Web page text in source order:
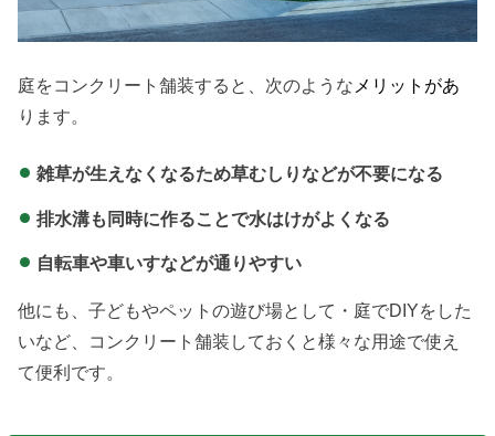
庭をコンクリート舗装すると、次のような メリットがあ
ります。
雑草が生えなくなるため草むしりなどが不要になる
排水溝も同時に作ることで水はけがよくなる
自転車や車いすなどが通りやすい
他にも、子どもやペットの遊び場として・庭でDIYをした
いなど、コンクリート舗装しておくと様々な用途で使え
て便利です。